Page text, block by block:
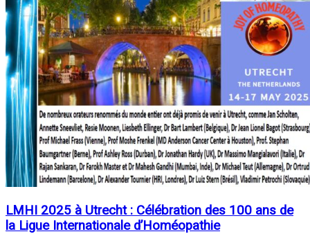
LMHI 2025 à Utrecht : Célébration des 100 ans de
la Ligue Internationale d’Homéopathie